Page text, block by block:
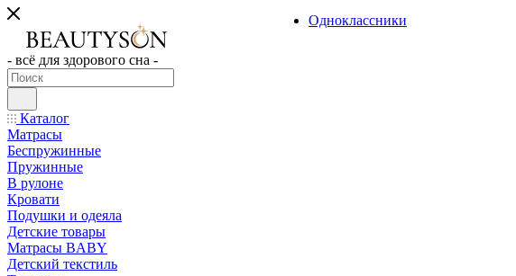
- всё для здорового сна -
Каталог
Матрасы
Беспружинные
Пружинные
В рулоне
Кровати
Подушки и одеяла
Детские товары
Матрасы BABY
Детский текстиль
Одноклассники